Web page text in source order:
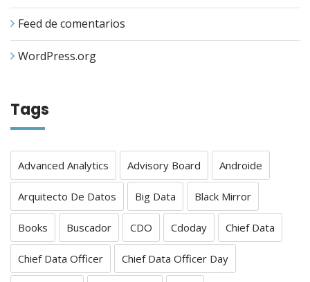
Feed de comentarios
WordPress.org
Tags
Advanced Analytics Advisory Board Androide
Arquitecto De Datos Big Data Black Mirror
Books Buscador CDO Cdoday Chief Data
Chief Data Officer Chief Data Officer Day